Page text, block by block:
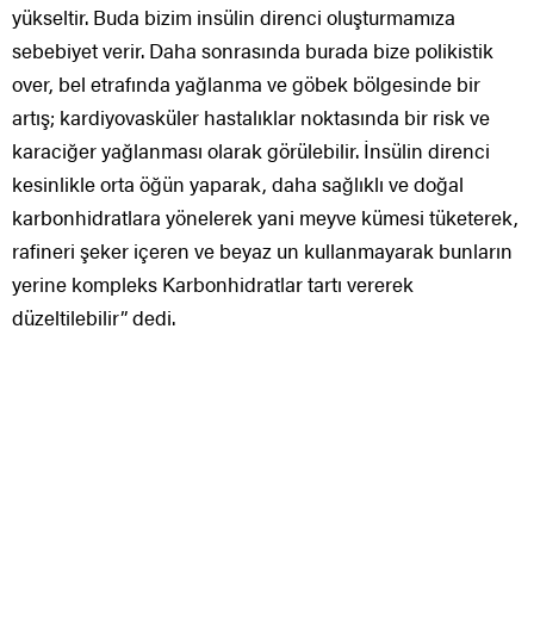
yükseltir. Buda bizim insülin direnci oluşturmamıza
sebebiyet verir. Daha sonrasında burada bize polikistik
over, bel etrafında yağlanma ve göbek bölgesinde bir
artış; kardiyovasküler hastalıklar noktasında bir risk ve
karaciğer yağlanması olarak görülebilir. İnsülin direnci
kesinlikle orta öğün yaparak, daha sağlıklı ve doğal
karbonhidratlara yönelerek yani meyve kümesi tüketerek,
rafineri şeker içeren ve beyaz un kullanmayarak bunların
yerine kompleks Karbonhidratlar tartı vererek
düzeltilebilir” dedi.